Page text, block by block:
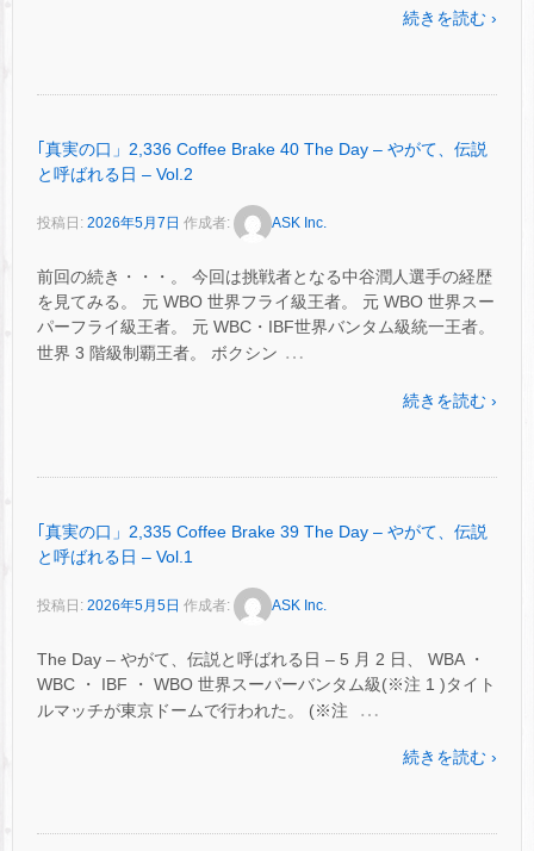
続きを読む ›
｢真実の口」2,336 Coffee Brake 40 The Day – やがて、伝説
と呼ばれる日 – Vol.2
投稿日: 2026年5月7日 作成者: ASK Inc.
前回の続き・・・。 今回は挑戦者となる中谷潤人選手の経歴
を見てみる。 元 WBO 世界フライ級王者。 元 WBO 世界スー
パーフライ級王者。 元 WBC・IBF世界バンタム級統一王者。
世界 3 階級制覇王者。 ボクシン …
続きを読む ›
｢真実の口」2,335 Coffee Brake 39 The Day – やがて、伝説
と呼ばれる日 – Vol.1
投稿日: 2026年5月5日 作成者: ASK Inc.
The Day – やがて、伝説と呼ばれる日 – 5 月 2 日、 WBA ・
WBC ・ IBF ・ WBO 世界スーパーバンタム級(※注 1 )タイト
ルマッチが東京ドームで行われた。 (※注
…
続きを読む ›